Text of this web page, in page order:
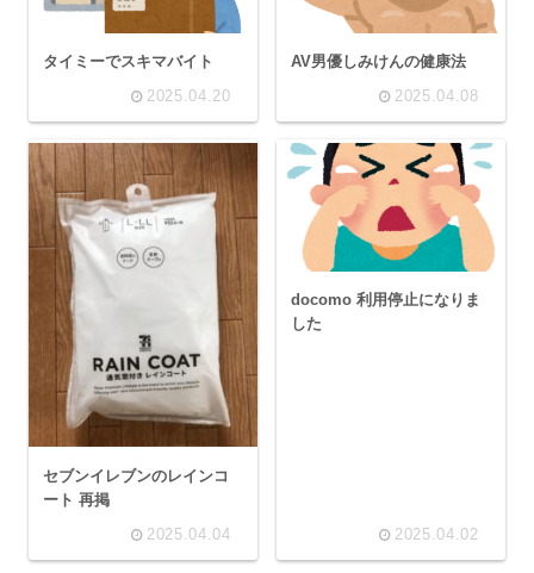
タイミーでスキマバイト
2025.04.20
AV男優しみけんの健康法
2025.04.08
セブンイレブンのレインコ
ート 再掲
2025.04.04
docomo 利用停止になりま
した
2025.04.02